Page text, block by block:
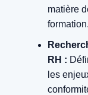
matière
formation.
RH :
les